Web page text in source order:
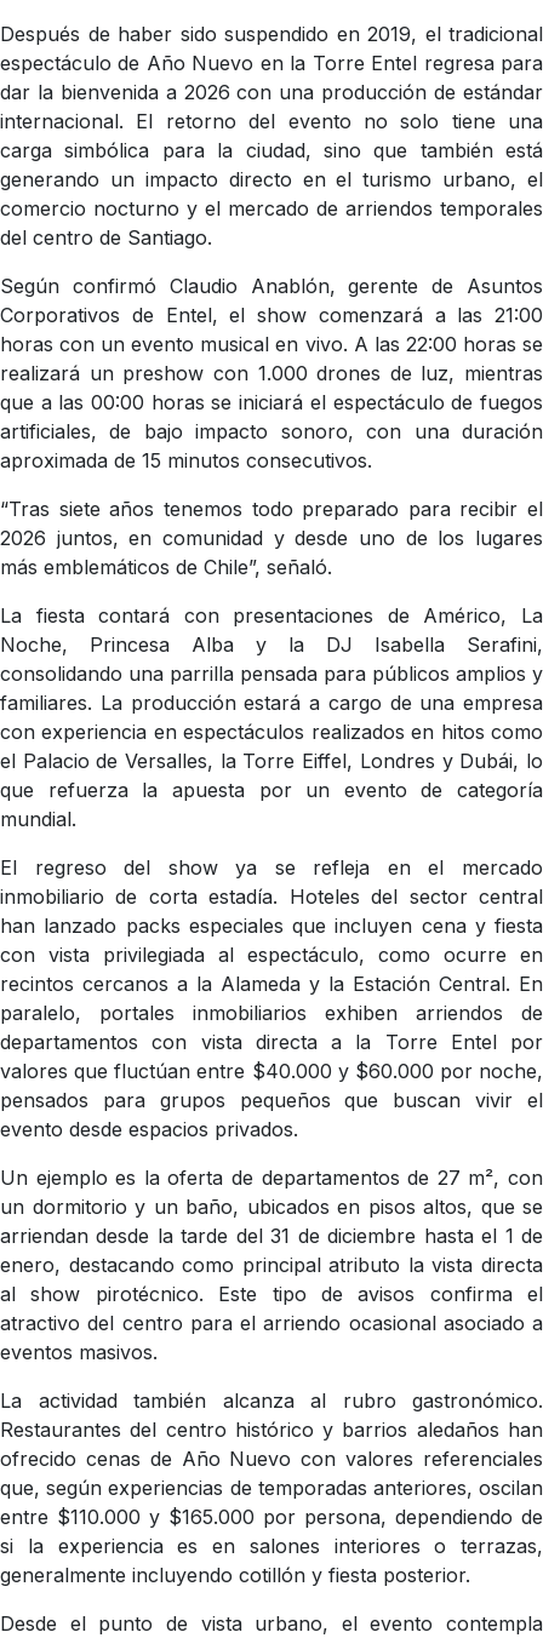
Después de haber sido suspendido en 2019, el tradicional
espectáculo de Año Nuevo en la Torre Entel regresa para
dar la bienvenida a 2026 con una producción de estándar
internacional. El retorno del evento no solo tiene una
carga simbólica para la ciudad, sino que también está
generando un impacto directo en el turismo urbano, el
comercio nocturno y el mercado de arriendos temporales
del centro de Santiago.
Según confirmó Claudio Anablón, gerente de Asuntos
Corporativos de Entel, el show comenzará a las 21:00
horas con un evento musical en vivo. A las 22:00 horas se
realizará un preshow con 1.000 drones de luz, mientras
que a las 00:00 horas se iniciará el espectáculo de fuegos
artificiales, de bajo impacto sonoro, con una duración
aproximada de 15 minutos consecutivos.
“Tras siete años tenemos todo preparado para recibir el
2026 juntos, en comunidad y desde uno de los lugares
más emblemáticos de Chile”, señaló.
La fiesta contará con presentaciones de Américo, La
Noche, Princesa Alba y la DJ Isabella Serafini,
consolidando una parrilla pensada para públicos amplios y
familiares. La producción estará a cargo de una empresa
con experiencia en espectáculos realizados en hitos como
el Palacio de Versalles, la Torre Eiffel, Londres y Dubái, lo
que refuerza la apuesta por un evento de categoría
mundial.
El regreso del show ya se refleja en el mercado
inmobiliario de corta estadía. Hoteles del sector central
han lanzado packs especiales que incluyen cena y fiesta
con vista privilegiada al espectáculo, como ocurre en
recintos cercanos a la Alameda y la Estación Central. En
paralelo, portales inmobiliarios exhiben arriendos de
departamentos con vista directa a la Torre Entel por
valores que fluctúan entre $40.000 y $60.000 por noche,
pensados para grupos pequeños que buscan vivir el
evento desde espacios privados.
Un ejemplo es la oferta de departamentos de 27 m², con
un dormitorio y un baño, ubicados en pisos altos, que se
arriendan desde la tarde del 31 de diciembre hasta el 1 de
enero, destacando como principal atributo la vista directa
al show pirotécnico. Este tipo de avisos confirma el
atractivo del centro para el arriendo ocasional asociado a
eventos masivos.
La actividad también alcanza al rubro gastronómico.
Restaurantes del centro histórico y barrios aledaños han
ofrecido cenas de Año Nuevo con valores referenciales
que, según experiencias de temporadas anteriores, oscilan
entre $110.000 y $165.000 por persona, dependiendo de
si la experiencia es en salones interiores o terrazas,
generalmente incluyendo cotillón y fiesta posterior.
Desde el punto de vista urbano, el evento contempla